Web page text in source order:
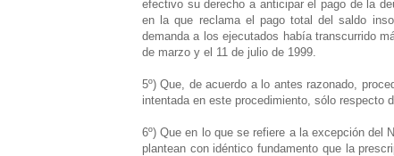
efectivo su derecho a anticipar el pago de la
en la que reclama el pago total del saldo
demanda a los ejecutados había transcurrido
de marzo y el 11 de julio de 1999.
5º) Que, de acuerdo a lo antes razonado,
intentada en este procedimiento, sólo respecto
6º) Que en lo que se refiere a la excepción del
plantean con idéntico fundamento que la